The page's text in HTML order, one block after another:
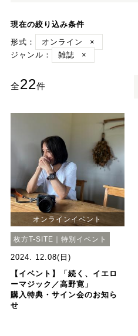
現在の絞り込み条件
形式：
オンライン
×
ジャンル：
雑誌 ×
全22件
オンラインイベント
枚方T-SITE｜特別イベント
2024. 12.08(日)
【イベント】「続く、イエロ
ーマジック／高野寛」
購入特典・サイン会のお知ら
せ